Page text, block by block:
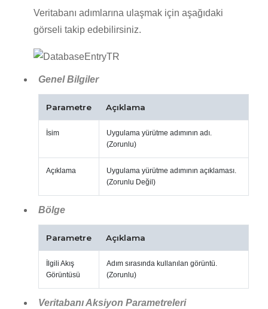
Veritabanı adımlarına ulaşmak için aşağıdaki
görseli takip edebilirsiniz.
Genel Bilgiler
Parametre Açıklama
İsim
Uygulama yürütme adımının adı.
(Zorunlu)
Açıklama
Uygulama yürütme adımının açıklaması.
(Zorunlu Değil)
Bölge
Parametre Açıklama
İlgili Akış
Görüntüsü
Adım sırasında kullanılan görüntü.
(Zorunlu)
Veritabanı Aksiyon Parametreleri